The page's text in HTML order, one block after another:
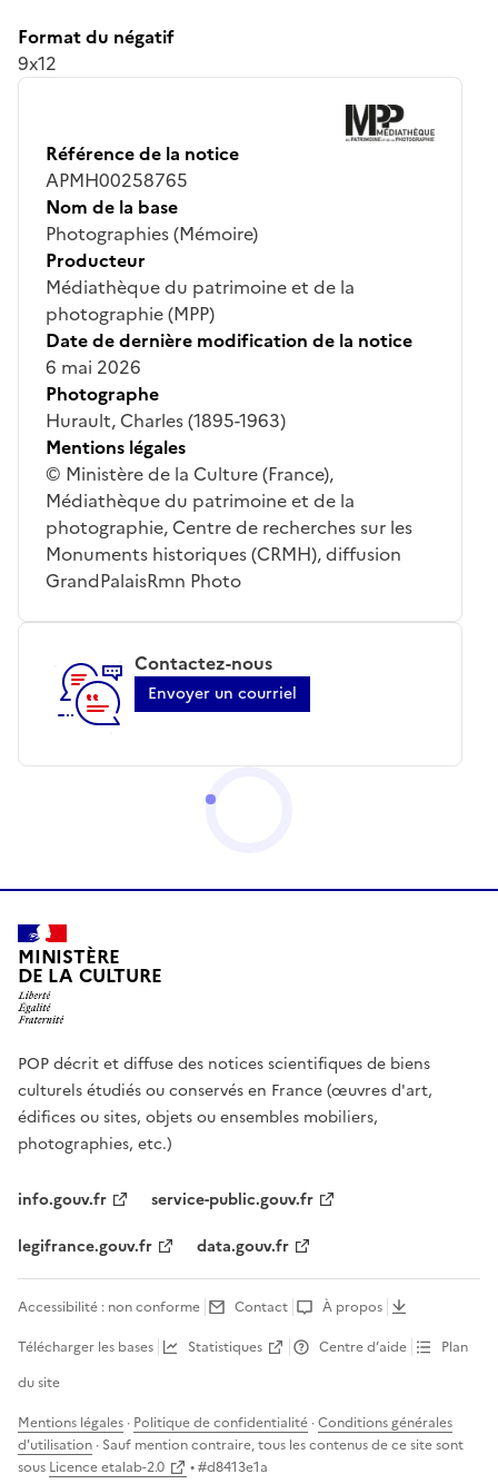
Format du négatif
9x12
Référence de la notice
APMH00258765
Nom de la base
Photographies (Mémoire)
Producteur
Médiathèque du patrimoine et de la
photographie (MPP)
Date de dernière modification de la notice
6 mai 2026
Photographe
Hurault, Charles (1895-1963)
Mentions légales
© Ministère de la Culture (France),
Médiathèque du patrimoine et de la
photographie, Centre de recherches sur les
Monuments historiques (CRMH), diffusion
GrandPalaisRmn Photo
Contactez-nous
Envoyer un courriel
MINISTÈRE
DE LA CULTURE
POP décrit et diffuse des notices scientifiques de biens
culturels étudiés ou conservés en France (œuvres d'art,
édifices ou sites, objets ou ensembles mobiliers,
photographies, etc.)
info.gouv.fr
service-public.gouv.fr
legifrance.gouv.fr
data.gouv.fr
Accessibilité : non conforme Contact
À propos
Télécharger les bases
Statistiques Centre d’aide
Plan
du site
Mentions légales · Politique de confidentialité ·Conditions générales
d'utilisation · Sauf mention contraire, tous les contenus de ce site sont
sous Licence etalab-2.0 • #d8413e1a